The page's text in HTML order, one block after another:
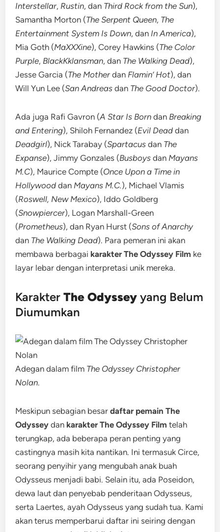
Interstellar, Rustin, dan Third Rock from the Sun),
Samantha Morton (The Serpent Queen, The
Entertainment System Is Down, dan In America),
Mia Goth (MaXXXine), Corey Hawkins (The Color
Purple, BlackKklansman, dan The Walking Dead),
Jesse Garcia (The Mother dan Flamin’ Hot), dan
Will Yun Lee (San Andreas dan The Good Doctor).
Ada juga Rafi Gavron (A Star Is Born dan Breaking
and Entering), Shiloh Fernandez (Evil Dead dan
Deadgirl), Nick Tarabay (Spartacus dan The
Expanse), Jimmy Gonzales (Busboys dan Mayans
M.C), Maurice Compte (Once Upon a Time in
Hollywood dan Mayans M.C.), Michael Vlamis
(Roswell, New Mexico), Iddo Goldberg
(Snowpiercer), Logan Marshall-Green
(Prometheus), dan Ryan Hurst (Sons of Anarchy
dan The Walking Dead). Para pemeran ini akan
membawa berbagai karakter The Odyssey Film ke
layar lebar dengan interpretasi unik mereka.
KarakterThe Odyssey yang Belum
Diumumkan
Adegan dalam film The Odyssey Christopher
Nolan.
Meskipun sebagian besardaftar pemain The
Odyssey dan karakter The Odyssey Film telah
terungkap, ada beberapa peran penting yang
castingnya masih kita nantikan. Ini termasuk Circe,
seorang penyihir yang mengubah anak buah
Odysseus menjadi babi. Selain itu, ada Poseidon,
dewa laut dan penyebab penderitaan Odysseus,
serta Laertes, ayah Odysseus yang sudah tua. Kami
akan terus memperbarui daftar ini seiring dengan